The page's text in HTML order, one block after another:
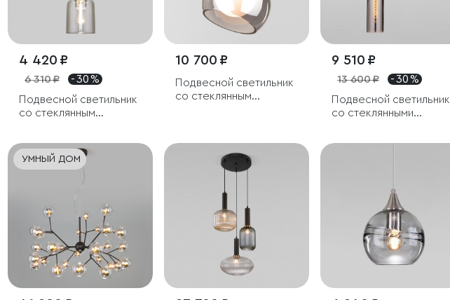
4 420 ₽
6 310 ₽
- 30 %
Подвесной светильник
со стеклянным
10 700 ₽
Подвесной светильник
со стеклянным
9 510 ₽
13 600 ₽
- 30 %
Подвесной светильник
со стеклянными
УМНЫЙ ДОМ